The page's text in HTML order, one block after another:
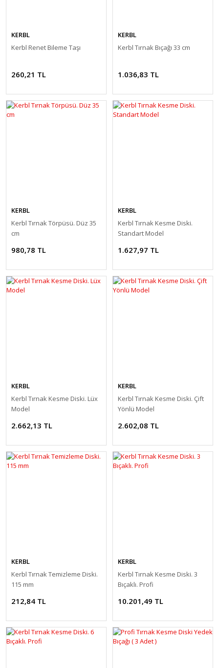
KERBL
Kerbl Renet Bileme Taşı
260,21 TL
KERBL
Kerbl Tırnak Bıçağı 33 cm
1.036,83 TL
KERBL
Kerbl Tırnak Törpüsü. Düz 35
cm
980,78 TL
KERBL
Kerbl Tırnak Kesme Diski.
Standart Model
1.627,97 TL
KERBL
Kerbl Tırnak Kesme Diski. Lüx
Model
2.662,13 TL
KERBL
Kerbl Tırnak Kesme Diski. Çift
Yönlü Model
2.602,08 TL
KERBL
Kerbl Tırnak Temizleme Diski.
115 mm
212,84 TL
KERBL
Kerbl Tırnak Kesme Diski. 3
Bıçaklı. Profi
10.201,49 TL